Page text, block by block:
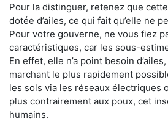
Pour la distinguer, retenez que
dotée d’ailes, ce qui fait qu’elle ne
Pour votre gouverne, ne vous fiez
caractéristiques, car les sous-
En effet, elle n’a point besoin
marchant le plus rapidement
les sols via les réseaux électriques
plus contrairement aux poux, cet
humains.